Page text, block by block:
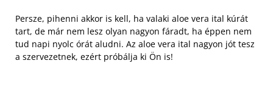
Persze, pihenni akkor is kell, ha valaki aloe vera ital kúrát
tart, de már nem lesz olyan nagyon fáradt, ha éppen nem
tud napi nyolc órát aludni. Az aloe vera ital nagyon jót tesz
a szervezetnek, ezért próbálja ki Ön is!